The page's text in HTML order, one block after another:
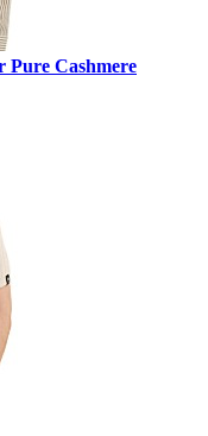
Pure Cashmere